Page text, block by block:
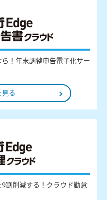
！年末調整申告電子化サー
見る
割削減する！クラウド勤怠